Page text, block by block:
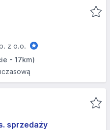
z o.o.
- 17km)
sprzedaży